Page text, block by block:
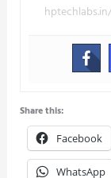
Share this:
Facebook
WhatsApp